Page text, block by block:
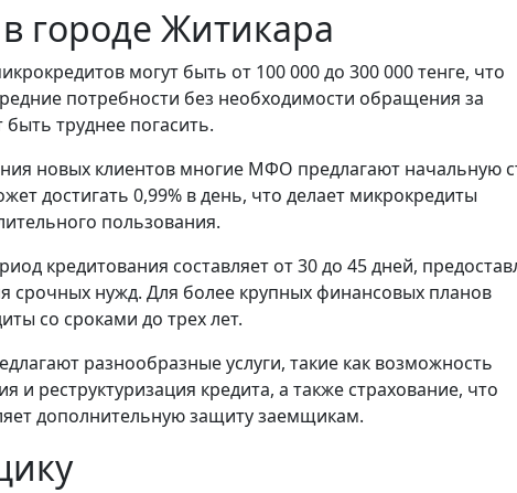
городе Житикара
могут быть от 100 000 до 300 000 тенге, что
потребности без необходимости обращения за
труднее погасить.
новых клиентов многие МФО предлагают начальную
достигать 0,99% в день, что делает микрокредиты
пользования.
кредитования составляет от 30 до 45 дней,
срочных нужд. Для более крупных финансовых планов
со сроками до трех лет.
разнообразные услуги, такие как возможность
и реструктуризация кредита, а также страхование, что
дополнительную защиту заемщикам.